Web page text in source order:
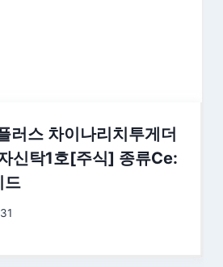
러스 차이나리치투게더
신탁1호[주식] 종류Ce:
드